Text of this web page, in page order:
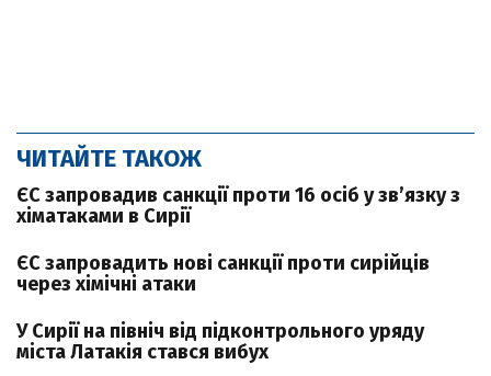
ЧИТАЙТЕ ТАКОЖ
ЄС запровадив санкції проти 16 осіб у зв’язку з
хіматаками в Сирії
ЄС запровадить нові санкції проти сирійців
через хімічні атаки
У Сирії на північ від підконтрольного уряду
міста Латакія стався вибух